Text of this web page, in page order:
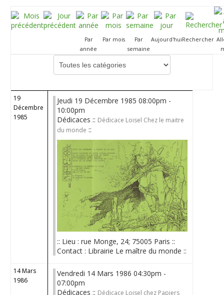
Par
année
Par mois
Par
semaine
Aujourd'huiRechercher
Choisissez une catégorie pour filtrer la liste
19
Décembre
1985
Jeudi 19 Décembre 1985 08:00pm -
10:00pm
Dédicaces :: Dédicace Loisel Chez le maitre
du monde ::
:: Lieu : rue Monge, 24; 75005 Paris ::
Contact : Librairie Le maître du monde ::
14 Mars
1986
Vendredi 14 Mars 1986 04:30pm -
07:00pm
Dédicaces :: Dédicace Loisel chez Papiers